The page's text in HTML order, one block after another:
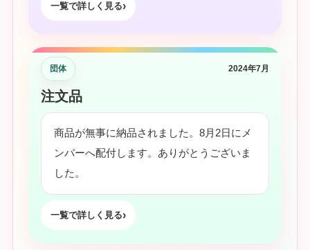
一覧で詳しく見る
団体 2024年7月
注文品
商品が無事に納品されました。8月2日にメ
ンバーへ配付します。ありがとうございま
した。
一覧で詳しく見る